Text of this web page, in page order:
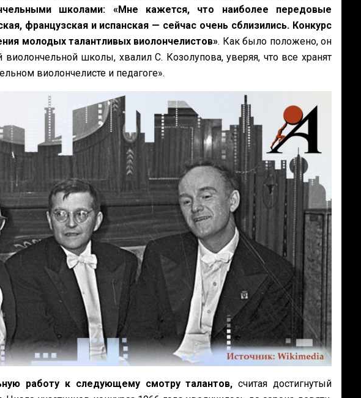
школами: «Мне кажется, что наиболее передовые
французская и испанская — сейчас очень сблизились. Конкурс
молодых талантливых виолончелистов». Как было положено, он
виолончельной школы, хвалил С. Козолупова, уверяя, что все хранят
виолончелисте и педагоге».
работу к следующему смотру талантов, считая достигнутый